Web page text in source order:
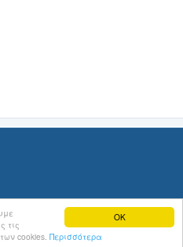
OK
τις
cookies. Περισσότερα
Ευθυνών | Διαγραφή ή Τροποποίηση Άρθρων |